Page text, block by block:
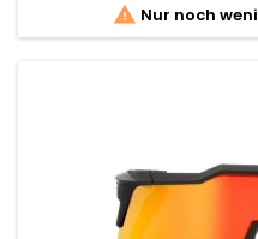
 Nur noch